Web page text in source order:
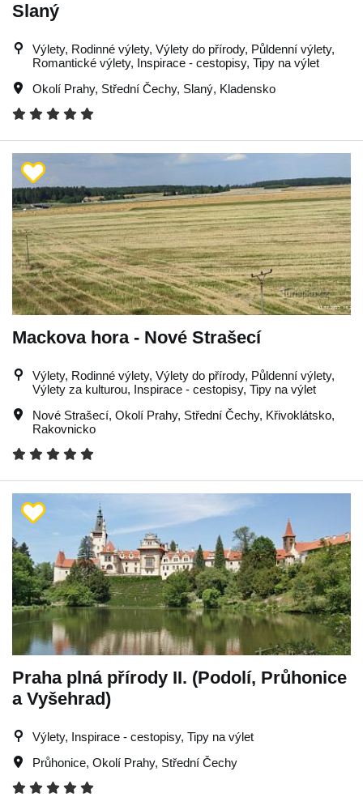
Slaný
Výlety, Rodinné výlety, Výlety do přírody, Půldenní výlety,
Romantické výlety, Inspirace - cestopisy, Tipy na výlet
Okolí Prahy, Střední Čechy, Slaný, Kladensko
Mackova hora - Nové Strašecí
Výlety, Rodinné výlety, Výlety do přírody, Půldenní výlety,
Výlety za kulturou, Inspirace - cestopisy, Tipy na výlet
Nové Strašecí, Okolí Prahy, Střední Čechy, Křivoklátsko,
Rakovnicko
Praha plná přírody II. (Podolí, Průhonice
a Vyšehrad)
Výlety, Inspirace - cestopisy, Tipy na výlet
Průhonice, Okolí Prahy, Střední Čechy